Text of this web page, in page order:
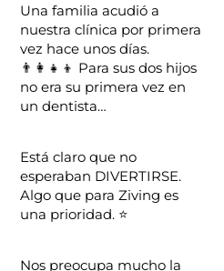
Una familia acudió a
nuestra clínica por primera
vez hace unos días.
👨‍👩‍👧‍👦 Para sus dos hijos
no era su primera vez en
un dentista…
Está claro que no
esperaban DIVERTIRSE.
Algo que para Ziving es
una prioridad. ⭐️
Nos preocupa mucho la